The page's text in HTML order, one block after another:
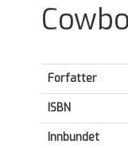
Forfatter
ISBN
Innbundet